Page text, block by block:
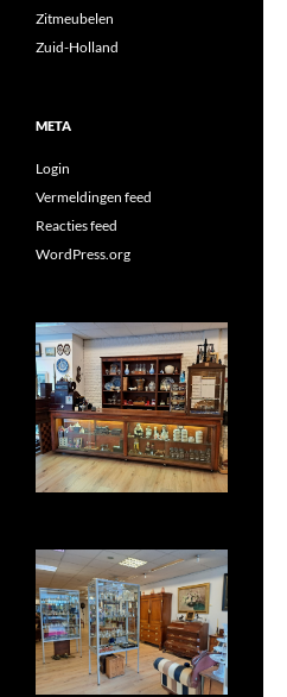
Zitmeubelen
Zuid-Holland
META
Login
Vermeldingen feed
Reacties feed
WordPress.org